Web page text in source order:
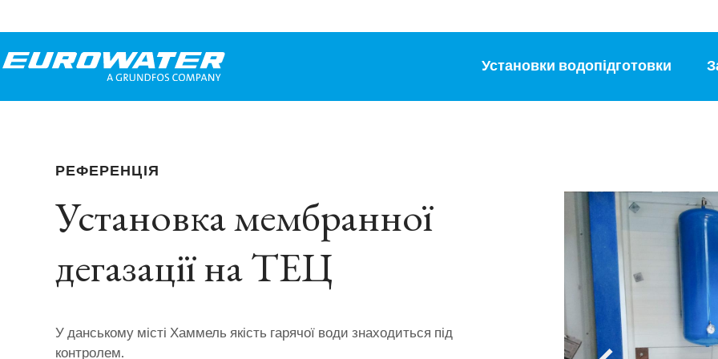
Установки водопідготовки
РЕФЕРЕНЦІЯ
Установка мембранної
дегазації на ТЕЦ
У данському місті Хаммель якість гарячої води знаходиться під
контролем.